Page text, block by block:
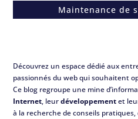
Maintenance de
Découvrez un espace dédié aux
passionnés du web qui souhaitent
Ce blog regroupe une mine
Internet, leurdéveloppementet
à la recherche de conseils